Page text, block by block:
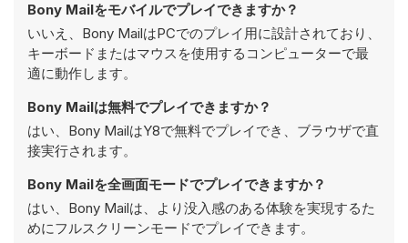
Bony Mailをモバイルでプレイできますか？
いいえ、Bony MailはPCでのプレイ用に設計されており、
キーボードまたはマウスを使用するコンピューターで最
適に動作します。
Bony Mailは無料でプレイできますか？
はい、Bony MailはY8で無料でプレイでき、ブラウザで直
接実行されます。
Bony Mailを全画面モードでプレイできますか？
はい、Bony Mailは、より没入感のある体験を実現するた
めにフルスクリーンモードでプレイできます。